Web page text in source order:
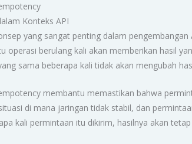
Konteks API
yang sangat penting dalam
operasi berulang kali akan memberikan hasil
sama beberapa kali tidak akan mengubah
membantu memastikan bahwa
di mana jaringan tidak stabil, dan
kali permintaan itu dikirim, hasilnya akan